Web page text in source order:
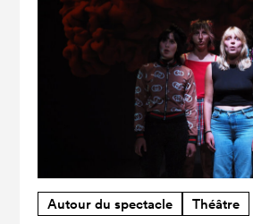
Autour du spectacle Théâtre